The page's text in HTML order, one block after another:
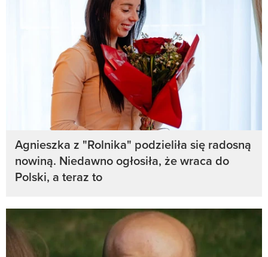
Agnieszka z "Rolnika" podzieliła się radosną
nowiną. Niedawno ogłosiła, że wraca do
Polski, a teraz to